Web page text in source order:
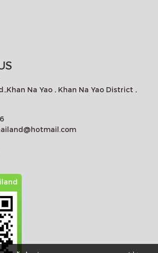
Na Yao , Khan Na Yao District ,